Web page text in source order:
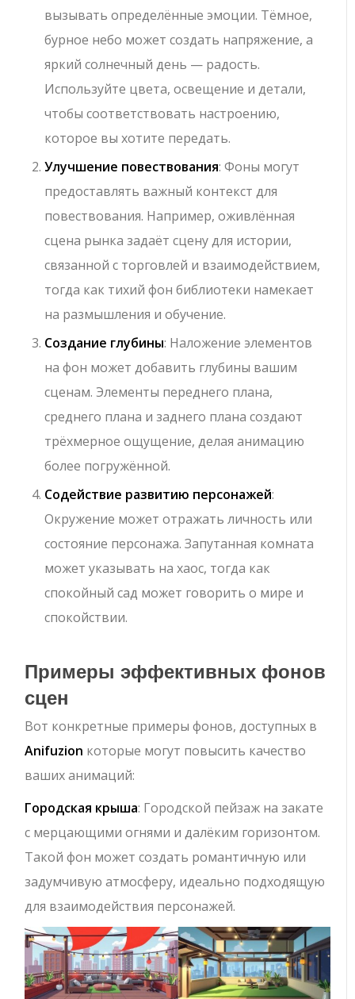
вызывать определённые эмоции. Тёмное,
бурное небо может создать напряжение, а
яркий солнечный день — радость.
Используйте цвета, освещение и детали,
чтобы соответствовать настроению,
которое вы хотите передать.
Улучшение повествования: Фоны могут
предоставлять важный контекст для
повествования. Например, оживлённая
сцена рынка задаёт сцену для истории,
связанной с торговлей и взаимодействием,
тогда как тихий фон библиотеки намекает
на размышления и обучение.
Создание глубины: Наложение элементов
на фон может добавить глубины вашим
сценам. Элементы переднего плана,
среднего плана и заднего плана создают
трёхмерное ощущение, делая анимацию
более погружённой.
Содействие развитию персонажей:
Окружение может отражать личность или
состояние персонажа. Запутанная комната
может указывать на хаос, тогда как
спокойный сад может говорить о мире и
спокойствии.
Примеры эффективных фонов
сцен
Вот конкретные примеры фонов, доступных в
Anifuzion которые могут повысить качество
ваших анимаций:
Городская крыша: Городской пейзаж на закате
с мерцающими огнями и далёким горизонтом.
Такой фон может создать романтичную или
задумчивую атмосферу, идеально подходящую
для взаимодействия персонажей.